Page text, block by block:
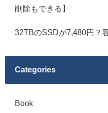
削除もできる】
32TBのSSDが7,480円？
Categories
Book